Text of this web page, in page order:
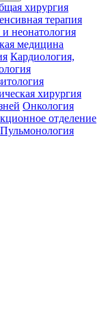
хирургия
терапия
неонатология
медицина
Кардиология,
хирургия
Онкология
отделение
Пульмонология